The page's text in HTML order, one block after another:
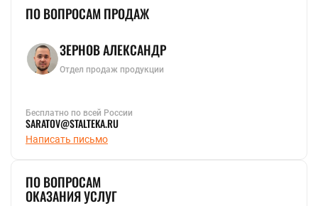
ПО ВОПРОСАМ ПРОДАЖ
ЗЕРНОВ АЛЕКСАНДР
Отдел продаж продукции
Бесплатно по всей России
SARATOV@STALTEKA.RU
Написать письмо
ПО ВОПРОСАМ
ОКАЗАНИЯ УСЛУГ